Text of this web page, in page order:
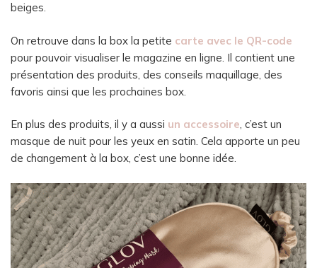
beiges.
On retrouve dans la box la petite carte avec le QR-code
pour pouvoir visualiser le magazine en ligne. Il contient une
présentation des produits, des conseils maquillage, des
favoris ainsi que les prochaines box.
En plus des produits, il y a aussi un accessoire, c’est un
masque de nuit pour les yeux en satin. Cela apporte un peu
de changement à la box, c’est une bonne idée.